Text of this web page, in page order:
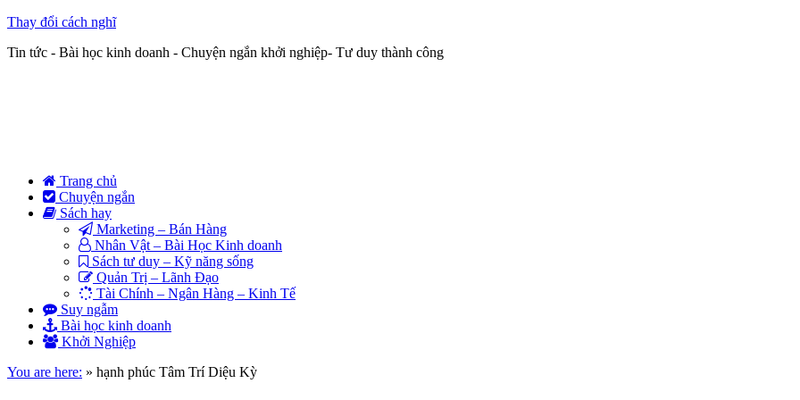
Thay đổi cách nghĩ
Tin tức - Bài học kinh doanh - Chuyện ngắn khởi nghiệp- Tư duy thành công
Trang chủ
Chuyện ngắn
Sách hay
Marketing – Bán Hàng
Nhân Vật – Bài Học Kinh doanh
Sách tư duy – Kỹ năng sống
Quản Trị – Lãnh Đạo
Tài Chính – Ngân Hàng – Kinh Tế
Suy ngẫm
Bài học kinh doanh
Khởi Nghiệp
You are here: » hạnh phúc Tâm Trí Diệu Kỳ